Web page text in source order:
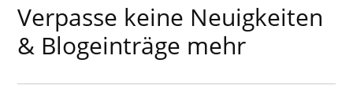
Verpasse keine Neuigkeiten
& Blogeinträge mehr